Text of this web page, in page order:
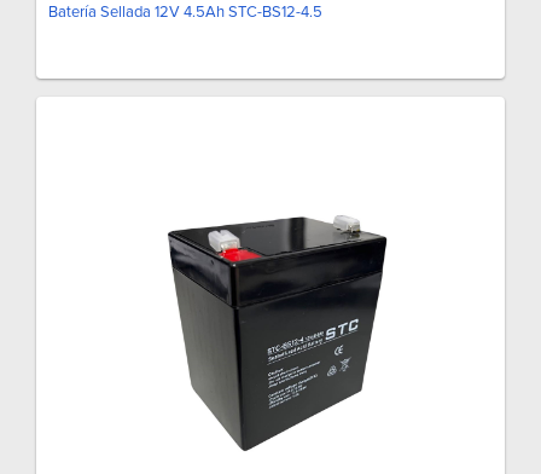
Batería Sellada 12V 4.5Ah STC-BS12-4.5